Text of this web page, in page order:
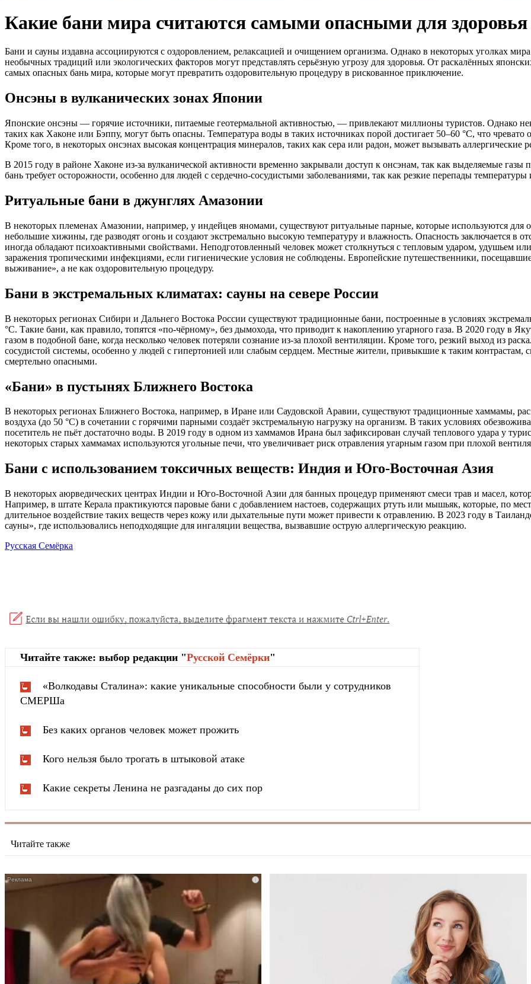
Какие бани мира считаются самыми опасными для здоровья
Бани и сауны издавна ассоциируются с оздоровлением, релаксацией и очищением организма. Однако в некоторых уголках
необычных традиций или экологических факторов могут представлять серьёзную угрозу для здоровья. От раскалённых
самых опасных бань мира, которые могут превратить оздоровительную процедуру в рискованное приключение.
Онсэны в вулканических зонах Японии
Японские онсэны — горячие источники, питаемые геотермальной активностью, — привлекают миллионы туристов. Однако
таких как Хаконе или Бэппу, могут быть опасны. Температура воды в таких источниках порой достигает 50–60 °C, что
Кроме того, в некоторых онсэнах высокая концентрация минералов, таких как сера или радон, может вызывать аллергические
В 2015 году в районе Хаконе из-за вулканической активности временно закрывали доступ к онсэнам, так как выделяемые
бань требует осторожности, особенно для людей с сердечно-сосудистыми заболеваниями, так как резкие перепады
Ритуальные бани в джунглях Амазонии
В некоторых племенах Амазонии, например, у индейцев яномами, существуют ритуальные парные, которые используются
небольшие хижины, где разводят огонь и создают экстремально высокую температуру и влажность. Опасность заключается в
иногда обладают психоактивными свойствами. Неподготовленный человек может столкнуться с тепловым ударом, удушьем
заражения тропическими инфекциями, если гигиенические условия не соблюдены. Европейские путешественники,
выживание», а не как оздоровительную процедуру.
Бани в экстремальных климатах: сауны на севере России
В некоторых регионах Сибири и Дальнего Востока России существуют традиционные бани, построенные в условиях
°C. Такие бани, как правило, топятся «по-чёрному», без дымохода, что приводит к накоплению угарного газа. В 2020 году в
газом в подобной бане, когда несколько человек потеряли сознание из-за плохой вентиляции. Кроме того, резкий выход из
сосудистой системы, особенно у людей с гипертонией или слабым сердцем. Местные жители, привыкшие к таким контрастам,
смертельно опасными.
«Бани» в пустынях Ближнего Востока
В некоторых регионах Ближнего Востока, например, в Иране или Саудовской Аравии, существуют традиционные хаммамы,
воздуха (до 50 °C) в сочетании с горячими парными создаёт экстремальную нагрузку на организм. В таких условиях
посетитель не пьёт достаточно воды. В 2019 году в одном из хаммамов Ирана был зафиксирован случай теплового удара у
некоторых старых хаммамах используются угольные печи, что увеличивает риск отравления угарным газом при плохой
Бани с использованием токсичных веществ: Индия и Юго-Восточная Азия
В некоторых аюрведических центрах Индии и Юго-Восточной Азии для банных процедур применяют смеси трав и масел,
Например, в штате Керала практикуются паровые бани с добавлением настоев, содержащих ртуть или мышьяк, которые, по
длительное воздействие таких веществ через кожу или дыхательные пути может привести к отравлению. В 2023 году в
сауны», где использовались неподходящие для ингаляции вещества, вызвавшие острую аллергическую реакцию.
Русская Семёрка
Читайте также: выбор редакции "Русской Cемёрки"
«Волкодавы Сталина»: какие уникальные способности были у сотрудников
СМЕРШа
Без каких органов человек может прожить
Кого нельзя было трогать в штыковой атаке
Какие секреты Ленина не разгаданы до сих пор
Читайте также
i